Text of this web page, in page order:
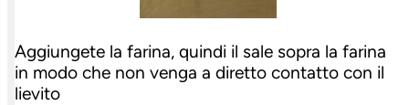
Aggiungete la farina, quindi il sale sopra la farina
in modo che non venga a diretto contatto con il
lievito